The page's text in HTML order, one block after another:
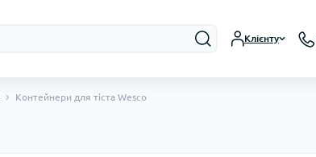
Клієнту
Контейнери для тіста Wesco